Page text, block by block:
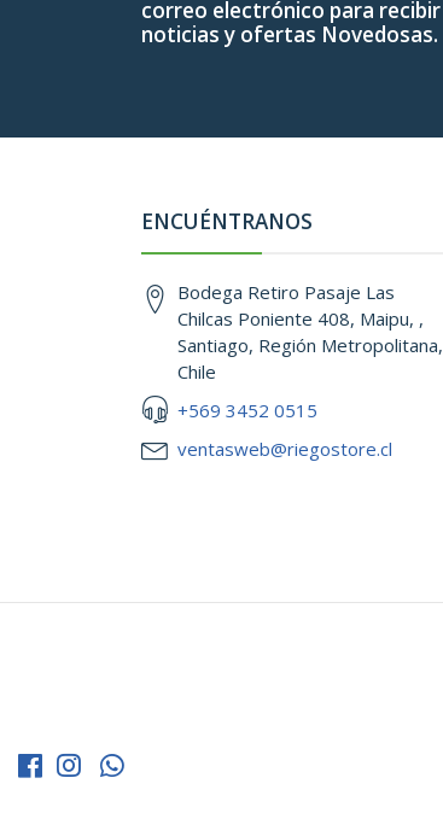
correo electrónico para recibir
noticias y ofertas Novedosas.
ENCUÉNTRANOS
Bodega Retiro Pasaje Las
Chilcas Poniente 408, Maipu, ,
Santiago, Región Metropolitana,
Chile
+569 3452 0515
ventasweb@riegostore.cl